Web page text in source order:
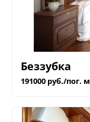
Беззубка
191000 руб./пог. м